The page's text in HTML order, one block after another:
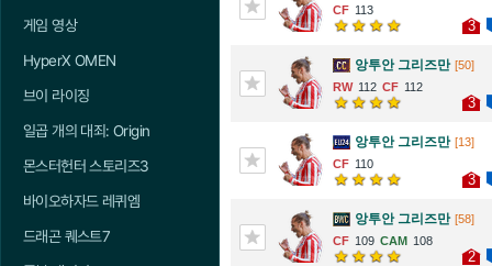
게임 영상
HyperX OMEN
브이 라이징
일곱 개의 대죄: Origin
몬스터헌터 스토리즈3
바이오하자드 레퀴엠
드래곤 퀘스트7
113
3
앙투안 그리즈만 [50]
112
112
3
앙투안 그리즈만 [13]
110
3
앙투안 그리즈만 [58]
109
108
2